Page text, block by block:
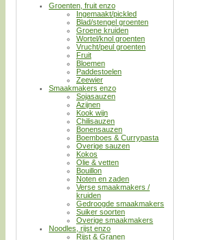
Groenten, fruit enzo
Ingemaakt/pickled
Blad/stengel groenten
Groene kruiden
Wortel/knol groenten
Vrucht/peul groenten
Fruit
Bloemen
Paddestoelen
Zeewier
Smaakmakers enzo
Sojasauzen
Azijnen
Kook wijn
Chilisauzen
Bonensauzen
Boemboes & Currypasta
Overige sauzen
Kokos
Olie & vetten
Bouillon
Noten en zaden
Verse smaakmakers /
kruiden
Gedroogde smaakmakers
Suiker soorten
Overige smaakmakers
Noodles, rijst enzo
Rijst & Granen